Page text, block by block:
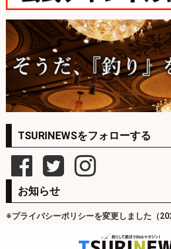
TSURINEWSをフォローする
お知らせ
※プライバシーポリシーを変更しました（